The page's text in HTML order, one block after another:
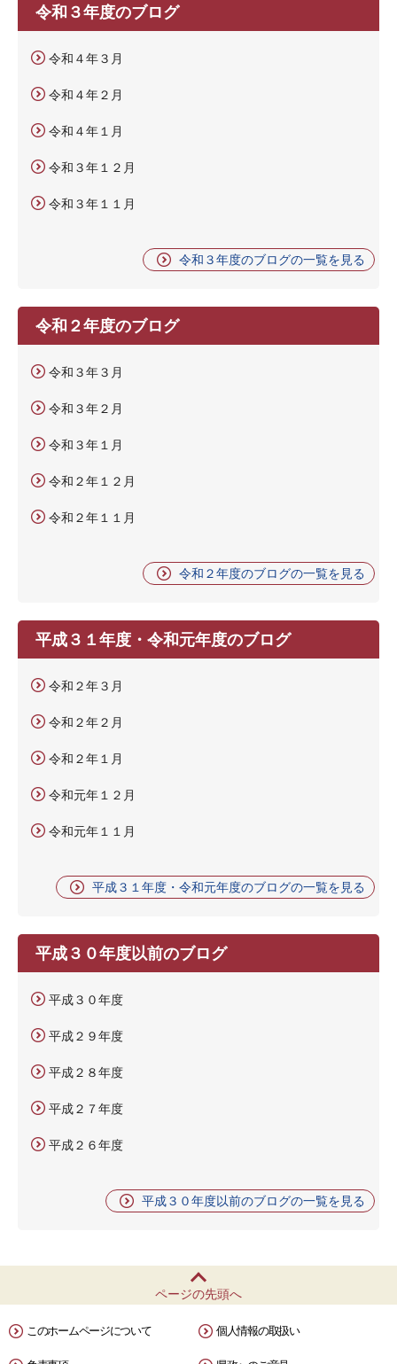
令和３年度のブログ
令和４年３月
令和４年２月
令和４年１月
令和３年１２月
令和３年１１月
令和３年度のブログの一覧を見る
令和２年度のブログ
令和３年３月
令和３年２月
令和３年１月
令和２年１２月
令和２年１１月
令和２年度のブログの一覧を見る
平成３１年度・令和元年度のブログ
令和２年３月
令和２年２月
令和２年１月
令和元年１２月
令和元年１１月
平成３１年度・令和元年度のブログの一覧を見る
平成３０年度以前のブログ
平成３０年度
平成２９年度
平成２８年度
平成２７年度
平成２６年度
平成３０年度以前のブログの一覧を見る
ページの先頭へ
このホームページについて 個人情報の取扱い